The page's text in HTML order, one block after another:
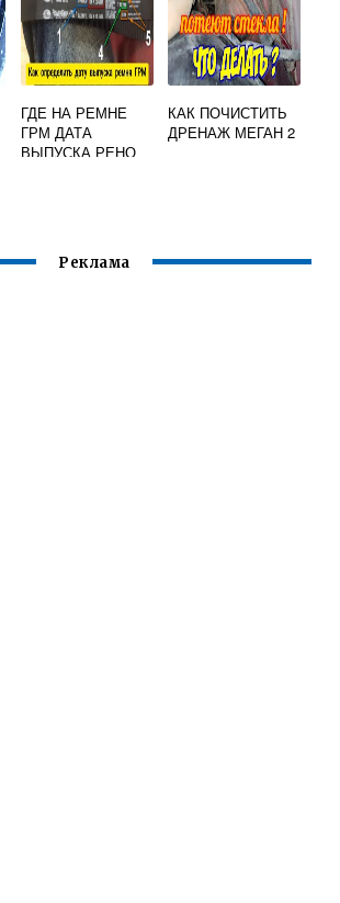
ГДЕ НА РЕМНЕ
ГРМ ДАТА
ВЫПУСКА РЕНО
КАК ПОЧИСТИТЬ
ДРЕНАЖ МЕГАН 2
Реклама